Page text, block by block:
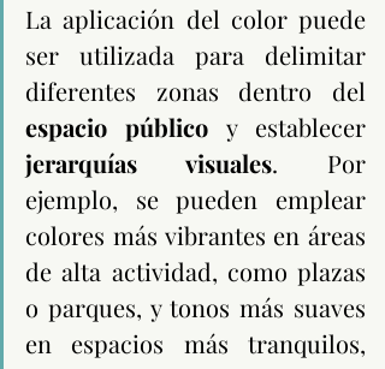
La aplicación del color puede
ser utilizada para delimitar
espacio público
jerarquías visuales. Por
ejemplo, se pueden emplear
colores más vibrantes en áreas
de alta actividad, como plazas
o parques, y tonos más suaves
en espacios más tranquilos,